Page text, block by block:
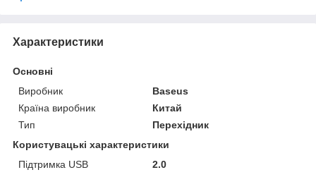
Характеристики
Основні
Виробник
Baseus
Країна виробник
Китай
Тип
Перехідник
Користувацькі характеристики
Підтримка USB
2.0